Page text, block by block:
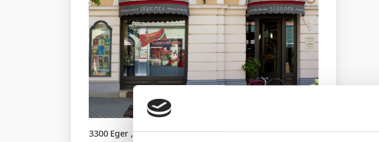
3300 Eger , Széchenyi István utca 12.